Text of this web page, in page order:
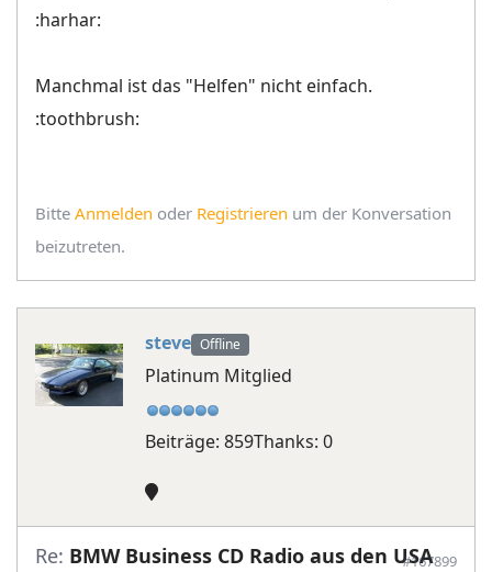
:harhar:
Manchmal ist das "Helfen" nicht einfach.
:toothbrush:
Bitte Anmelden oder Registrieren um der Konversation
beizutreten.
steve Offline
Platinum Mitglied
Beiträge: 859Thanks: 0
Re: BMW Business CD Radio aus den USA
#167899